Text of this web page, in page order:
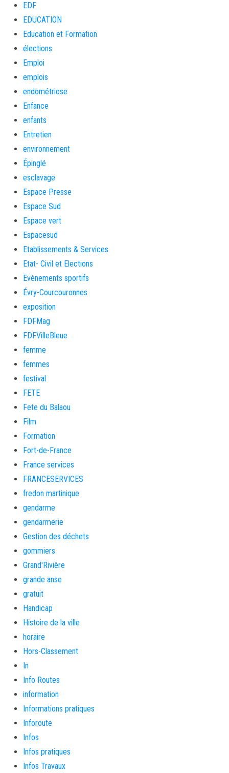
EDF
EDUCATION
Education et Formation
élections
Emploi
emplois
endométriose
Enfance
enfants
Entretien
environnement
Épinglé
esclavage
Espace Presse
Espace Sud
Espace vert
Espacesud
Etablissements & Services
Etat- Civil et Elections
Evènements sportifs
Évry-Courcouronnes
exposition
FDFMag
FDFVilleBleue
femme
femmes
festival
FETE
Fete du Balaou
Film
Formation
Fort-de-France
France services
FRANCESERVICES
fredon martinique
gendarme
gendarmerie
Gestion des déchets
gommiers
Grand'Rivière
grande anse
gratuit
Handicap
Histoire de la ville
horaire
Hors-Classement
In
Info Routes
information
Informations pratiques
Inforoute
Infos
Infos pratiques
Infos Travaux